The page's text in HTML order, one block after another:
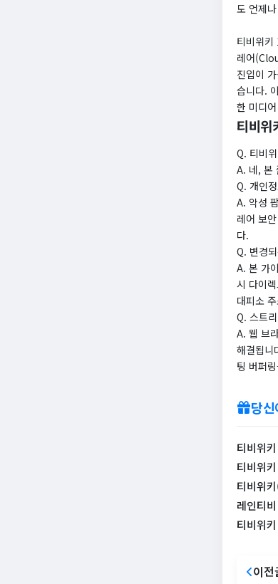
도 언제
티비위
레어
진입이
습니다.
한 미디
티비
Q. 티비
A. 네, 본
Q. 개인
A. 악성
레어 보
다.
Q. 변경
A. 본 가
시 다이
대피소
Q. 스트
A. 웹 브
해결됩니
팅 버퍼
당
티비위
티비위
티비위
레인티비
티비위
이전